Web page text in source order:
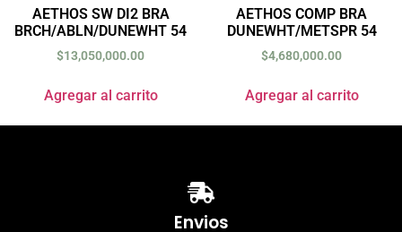
AETHOS SW DI2 BRA
BRCH/ABLN/DUNEWHT 54
$13,050,000.00
Agregar al carrito
AETHOS COMP BRA
DUNEWHT/METSPR 54
$4,680,000.00
Agregar al carrito
Envios